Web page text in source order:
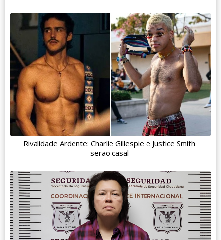
Rivalidade Ardente: Charlie Gillespie e Justice Smith
serão casal